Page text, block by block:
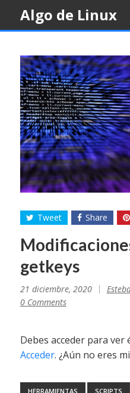
content
Algo de Linux
Tweet Share
getkeys
21 diciembre, 2020
0 Comments
Debes acceder para
Acceder. ¿Aún no eres
HERRAMIENTAS SCRIPTS